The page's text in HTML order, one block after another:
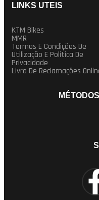
LINKS UTEIS
KTM Bikes
MMR
Termos E Condições De
Utilização E Politica De
Privacidade
Livro De Reclamações